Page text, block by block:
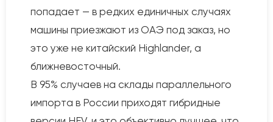
попадает — в редких единичных случаях
машины приезжают из ОАЭ под заказ, но
это уже не китайский Highlander, а
ближневосточный.
В 95% случаев на склады параллельного
импорта в России приходят гибридные